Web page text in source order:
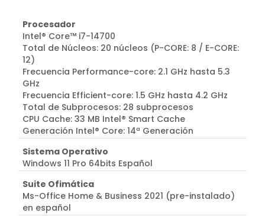
Procesador
Intel® Core™ i7-14700
Total de Núcleos: 20 núcleos (P-CORE: 8 / E-CORE:
12)
Frecuencia Performance-core: 2.1 GHz hasta 5.3
GHz
Frecuencia Efficient-core: 1.5 GHz hasta 4.2 GHz
Total de Subprocesos: 28 subprocesos
CPU Cache: 33 MB Intel® Smart Cache
Generación Intel® Core: 14ª Generación
Sistema Operativo
Windows 11 Pro 64bits Español
Suite Ofimática
Ms-Office Home & Business 2021 (pre-instalado)
en español